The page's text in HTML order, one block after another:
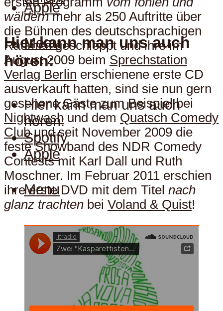
Apple
Menu
Hier kann man uns auch
hören:
Hier kann man uns auch
hören:
Spotify
Apple
Menu
wäldernmehr als 250 Auftritte über
die Bühnen des deutschsprachigen
Raumes geschleppt und ihre im
August 2009 beim Sprechstation
Verlag Berlin erschienene erste CD
ausverkauft hatten, sind sie nun gern
gesehene Gäste zum Beispiel bei
Nightwash und dem Quatsch Comedy
Clubund seit November 2009 die
feste Showband des NDR Comedy
Contests mit Karl Dall und Ruth
Moschner. Im Februar 2011 erschien
ihre erste DVD mit dem Titel nach
glanz trachten bei Voland & Quist!